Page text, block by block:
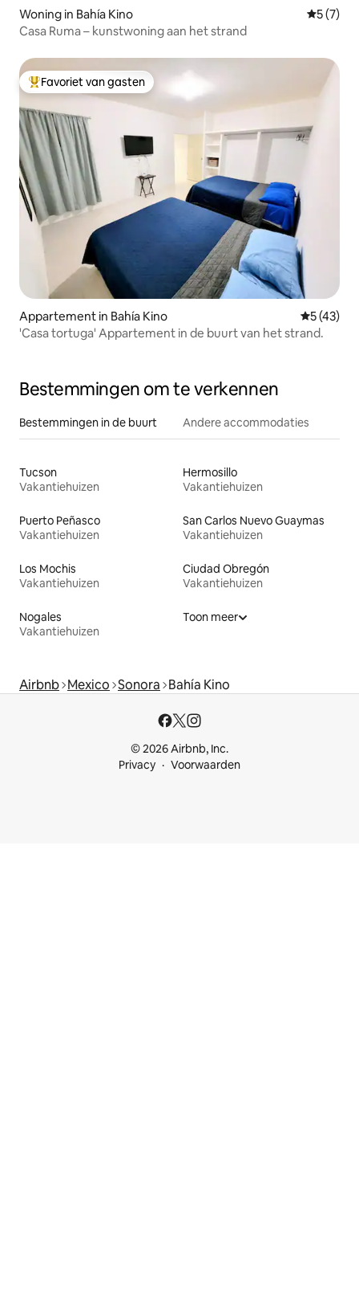
Woning in Bahía Kino
5 (7)
Casa Ruma – kunstwoning aan het strand
Topfavoriet van gasten
Favoriet van gasten
Appartement in Bahía Kino
5 (43)
'Casa tortuga' Appartement in de buurt van het strand.
Bestemmingen om te verkennen
Bestemmingen in de buurt Andere accommodaties
Tucson
Vakantiehuizen
Hermosillo
Vakantiehuizen
Puerto Peñasco
Vakantiehuizen
San Carlos Nuevo Guaymas
Vakantiehuizen
Los Mochis
Vakantiehuizen
Ciudad Obregón
Vakantiehuizen
Nogales
Vakantiehuizen
Toon meer
Airbnb Mexico Sonora Bahía Kino
© 2026 Airbnb, Inc.
Privacy
Voorwaarden